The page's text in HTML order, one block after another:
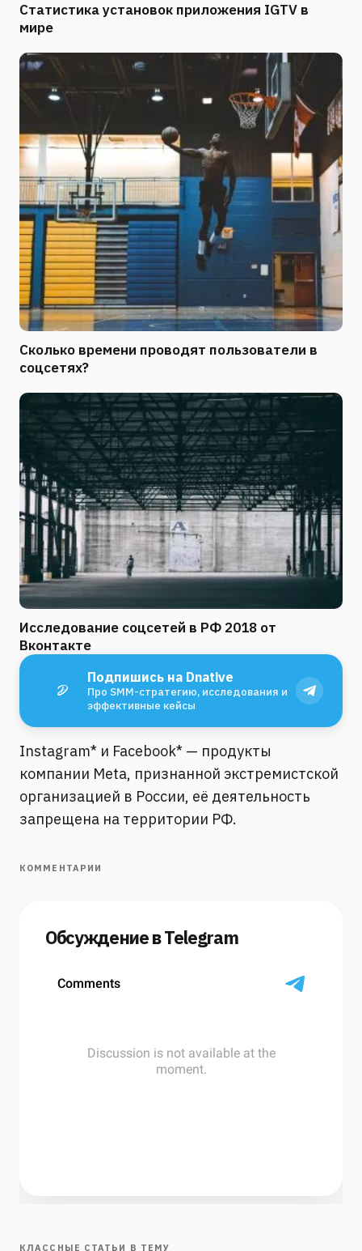
Статистика установок приложения IGTV в
мире
Сколько времени проводят пользователи в
соцсетях?
Исследование соцсетей в РФ 2018 от
Вконтакте
Подпишись на Dnative
Про SMM-стратегию, исследования и
эффективные кейсы
Instagram* и Facebook* — продукты
компании Meta, признанной экстремистской
организацией в России, её деятельность
запрещена на территории РФ.
КОММЕНТАРИИ
Обсуждение в Telegram
КЛАССНЫЕ СТАТЬИ В ТЕМУ